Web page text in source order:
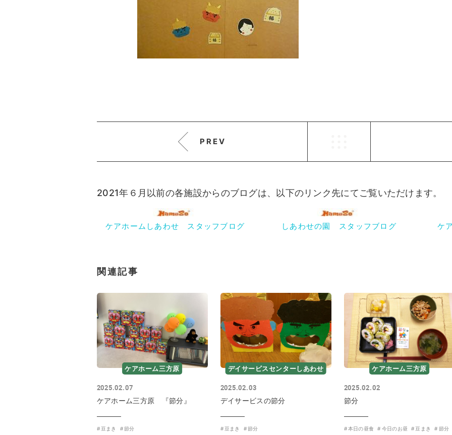
PREV
2021年６月以前の各施設からのブログは、以下のリンク先にてご覧いただけます。
ケアホームしあわせ スタッフブログ しあわせの園 スタッフブログ ケ
関連記事
ケアホーム三方原
2025.02.07
ケアホーム三方原 『節分』
豆まき 節分
デイサービスセンターしあわせ
2025.02.03
デイサービスの節分
豆まき 節分
ケアホーム三方原
2025.02.02
節分
本日の昼食 今日のお昼 豆まき 節分